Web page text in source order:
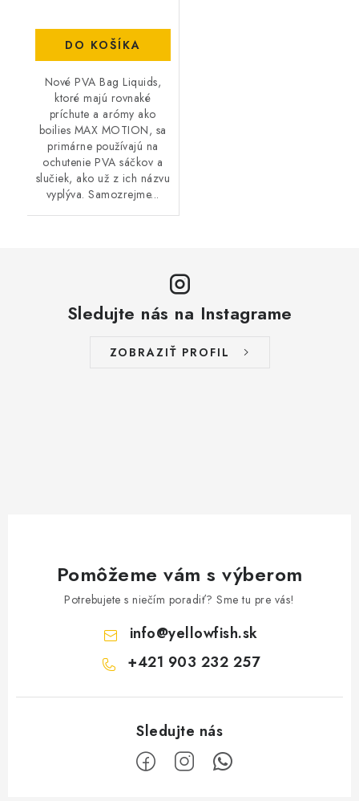
DO KOŠÍKA
Nové PVA Bag Liquids,
ktoré majú rovnaké
príchute a arómy ako
boilies MAX MOTION, sa
primárne používajú na
ochutenie PVA sáčkov a
slučiek, ako už z ich názvu
vyplýva. Samozrejme...
Sledujte nás na Instagrame
ZOBRAZIŤ PROFIL
Pomôžeme vám s výberom
Potrebujete s niečím poradiť? Sme tu pre vás!
info@yellowfish.sk
+421 903 232 257